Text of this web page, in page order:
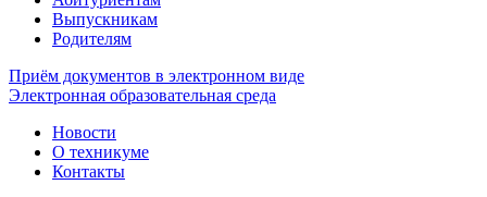
Выпускникам
Родителям
Приём документов в электронном виде
Электронная образовательная среда
Новости
О техникуме
Контакты